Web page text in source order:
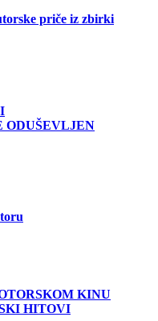
priče iz zbirki
ODUŠEVLJEN
KINU
HITOVI